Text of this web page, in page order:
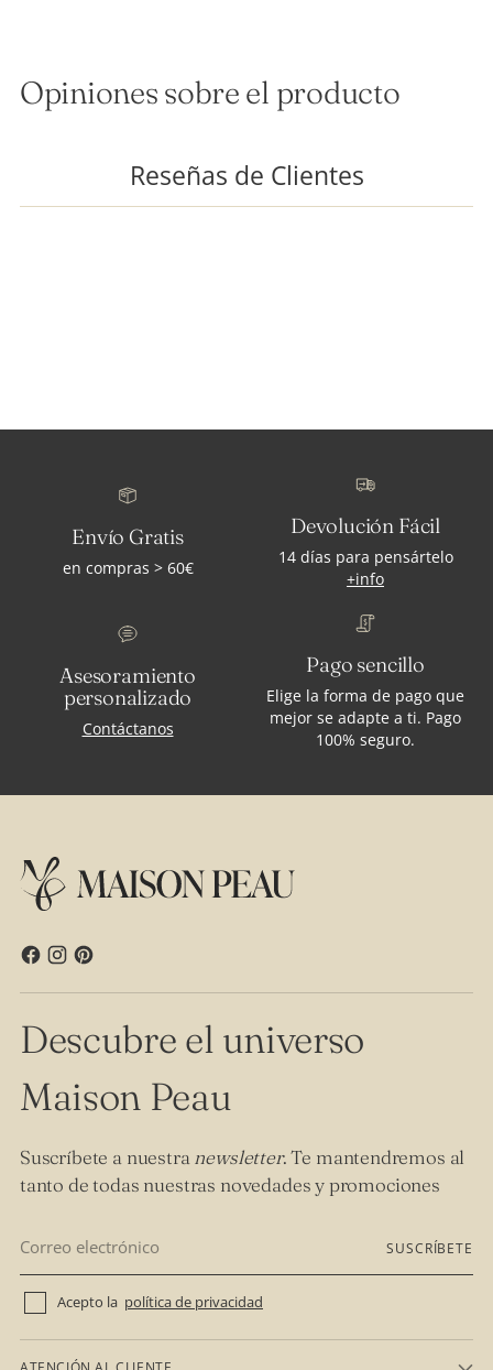
Opiniones sobre el producto
Reseñas de Clientes
Envío Gratis
en compras > 60€
Devolución Fácil
14 días para pensártelo
+info
Asesoramiento
personalizado
Contáctanos
Pago sencillo
Elige la forma de pago que
mejor se adapte a ti. Pago
100% seguro.
Descubre el universo
Maison Peau
Suscríbete a nuestranewsletter. Te mantendremos al
tanto de todas nuestras novedades y promociones
electrónico
SUSCRÍBETE
Acepto la política de privacidad